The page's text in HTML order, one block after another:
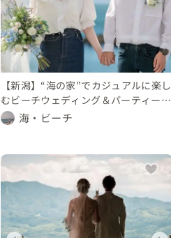
新潟県
150 〜 200 万円
100 〜 150 万円
【新潟】“海の家”でカジュアルに楽し
むビーチウェディング＆パーティー
【Beach×Enjoy×Casual】
海・ビーチ
新潟県
150 〜 200 万円
新潟県
10 〜 30 万円